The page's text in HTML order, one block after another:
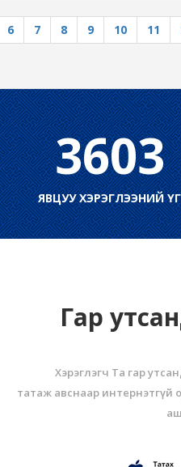
6 7 8 9 10 11
3603
ЯВЦУУ ХЭРЭГЛЭЭНИЙ ҮГ
Гар
Хэрэглэгч Та гар
татаж авснаар интернэтгүй